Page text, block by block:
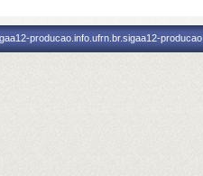
producao.info.ufrn.br.sigaa12-producao